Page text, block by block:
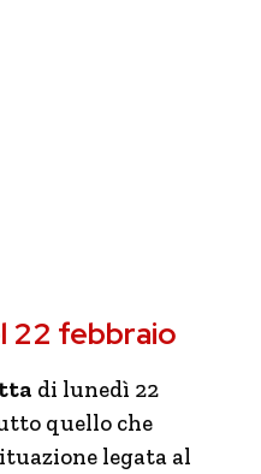
22 febbraio
di lunedì 22
quello che
legata al